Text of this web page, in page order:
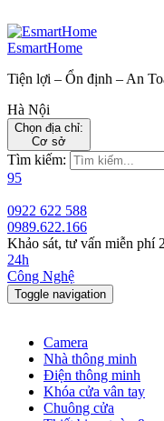
EsmartHome
Tiện lợi – Ổn định – An
Hà Nội
Chọn địa chỉ:
Cơ sở
Tìm kiếm:
95
0922 622 588
0989.622.166
Khảo sát, tư vấn miễn phí
24h
Công Nghệ
Toggle navigation
Camera
Nhà thông minh
Điện thông minh
Khóa cửa vân tay
Chuông cửa